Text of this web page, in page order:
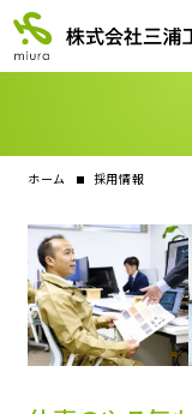
ホーム 採用情報